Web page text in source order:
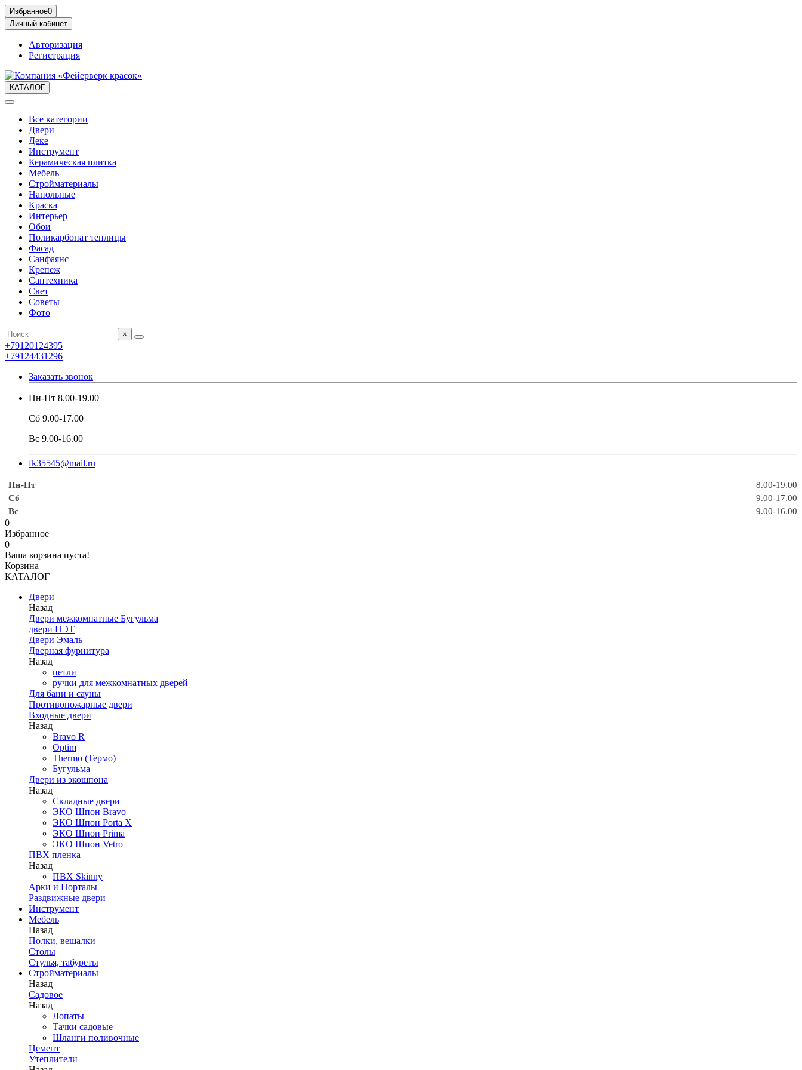
Избранное0
Личный кабинет
Авторизация
Регистрация
КАТАЛОГ
Все категории
Двери
Деке
Инструмент
Керамическая плитка
Мебель
Стройматериалы
Напольные
Краска
Интерьер
Обои
Поликарбонат теплицы
Фасад
Санфаянс
Крепеж
Сантехника
Свет
Советы
Фото
×
+79120124395
+79124431296
Заказать звонок
Пн-Пт 8.00-19.00
Сб 9.00-17.00
Вс 9.00-16.00
fk35545@mail.ru
Пн-Пт
8.00-19.00
Сб
9.00-17.00
Вс
9.00-16.00
0
Избранное
0
Ваша корзина пуста!
Корзина
КАТАЛОГ
Двери
Назад
Двери межкомнатные Бугульма
двери ПЭТ
Двери Эмаль
Дверная фурнитура
Назад
петли
ручки для межкомнатных дверей
Для бани и сауны
Противопожарные двери
Входные двери
Назад
Bravo R
Optim
Thermo (Термо)
Бугульма
Двери из экошпона
Назад
Складные двери
ЭКО Шпон Bravo
ЭКО Шпон Porta X
ЭКО Шпон Prima
ЭКО Шпон Vetro
ПВХ пленка
Назад
ПВХ Skinny
Арки и Порталы
Раздвижные двери
Инструмент
Мебель
Назад
Полки, вешалки
Столы
Стулья, табуреты
Стройматериалы
Назад
Садовое
Назад
Лопаты
Тачки садовые
Шланги поливочные
Цемент
Утеплители